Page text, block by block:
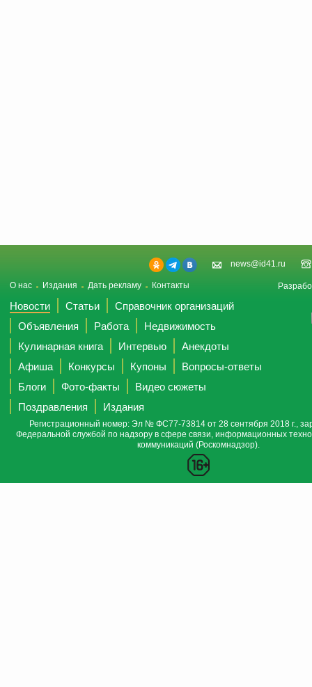
news@id41.ru
О нас Издания Дать рекламу Контакты
Новости Статьи
Справочник организаций
Объявления
Работа
Недвижимость
Кулинарная книга
Интервью
Анекдоты
Афиша
Конкурсы Купоны
Вопросы-ответы
Блоги
Фото-факты
Видео сюжеты
Поздравления
Издания
Регистрационный номер: Эл № ФС77-73814 от 28 сентября 2018 г.,
Федеральной службой по надзору в сфере связи, информационных
коммуникаций (Роскомнадзор).